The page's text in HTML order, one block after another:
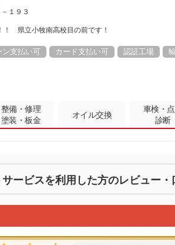
１９３
！ 県立小牧南高校目の前です！
ン支払い可 カード支払い可 認証工場
整備・修理
塗装・板金
オイル交換
車検・
診断
ービスを利用した方のレビュー・